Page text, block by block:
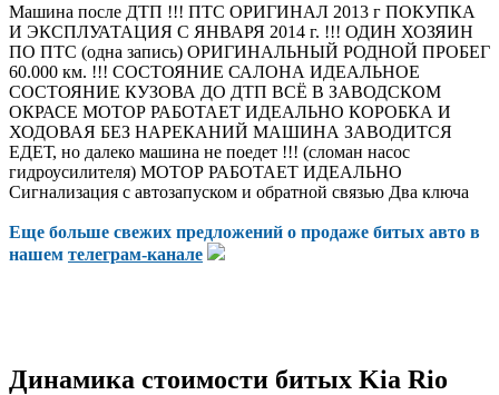
Машина после ДТП !!! ПТС ОРИГИНАЛ 2013 г ПОКУПКА
И ЭКСПЛУАТАЦИЯ С ЯНВАРЯ 2014 г. !!! ОДИН ХОЗЯИН
ПО ПТС (одна запись) ОРИГИНАЛЬНЫЙ РОДНОЙ ПРОБЕГ
60.000 км. !!! СОСТОЯНИЕ САЛОНА ИДЕАЛЬНОЕ
СОСТОЯНИЕ КУЗОВА ДО ДТП ВСЁ В ЗАВОДСКОМ
ОКРАСЕ МОТОР РАБОТАЕТ ИДЕАЛЬНО КОРОБКА И
ХОДОВАЯ БЕЗ НАРЕКАНИЙ МАШИНА ЗАВОДИТСЯ
ЕДЕТ, но далеко машина не поедет !!! (сломан насос
гидроусилителя) МОТОР РАБОТАЕТ ИДЕАЛЬНО
Сигнализация с автозапуском и обратной связью Два ключа
Еще больше свежих предложений о продаже битых авто в
нашем телеграм-канале
Динамика стоимости битых Kia Rio